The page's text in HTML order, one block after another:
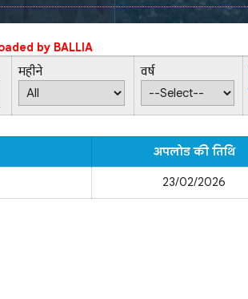
by BALLIA
महीने वर्ष
अपलोड की तिथि
23/02/2026